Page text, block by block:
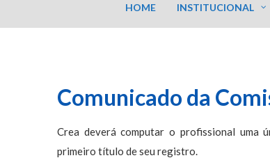
HOME INSTITUCIONAL
Comunicado da
Crea deverá computar o profissional uma
primeiro título de seu registro.